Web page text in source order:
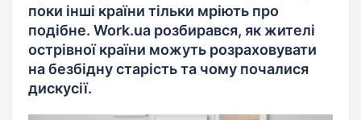
поки інші країни тільки мріють про
подібне. Work.ua розбирався, як жителі
острівної країни можуть розраховувати
на безбідну старість та чому почалися
дискусії.